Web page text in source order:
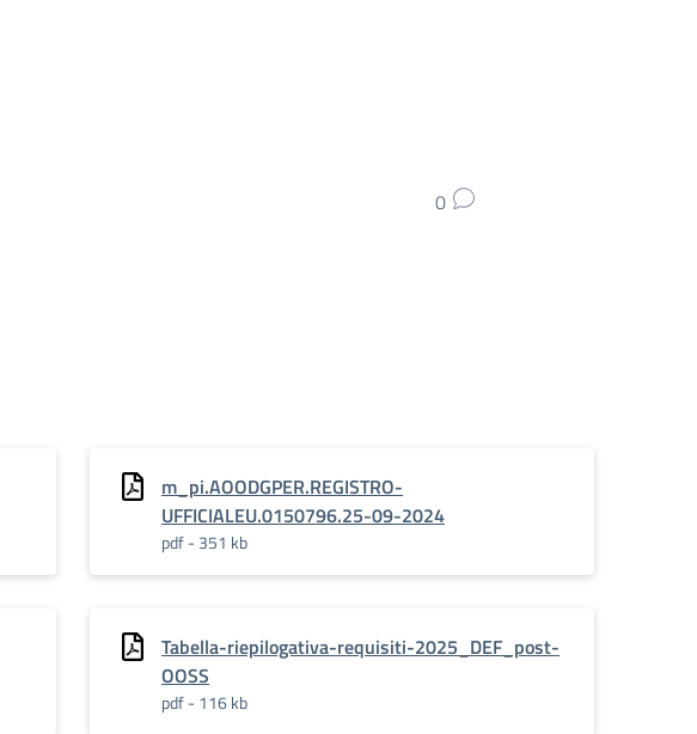
0
m_pi.AOODGPER.REGISTRO-
UFFICIALEU.0150796.25-09-2024
pdf - 351 kb
Tabella-riepilogativa-requisiti-2025_DEF_post-
OOSS
pdf - 116 kb